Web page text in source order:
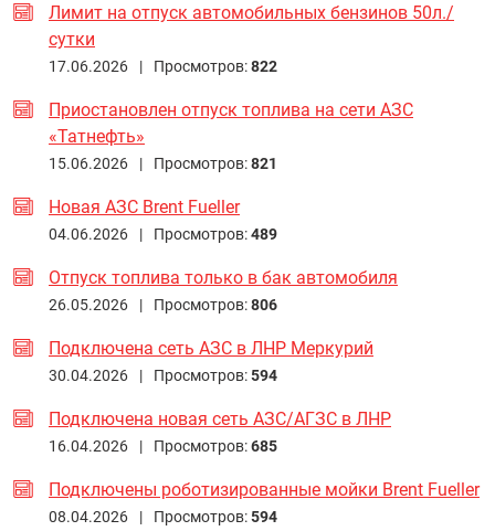
Лимит на отпуск автомобильных бензинов 50л./
сутки
17.06.2026 | Просмотров:822
Приостановлен отпуск топлива на сети АЗС
«Татнефть»
15.06.2026 | Просмотров:821
Новая АЗС Brent Fueller
04.06.2026 | Просмотров:489
Отпуск топлива только в бак автомобиля
26.05.2026 | Просмотров:806
Подключена сеть АЗС в ЛНР Меркурий
30.04.2026 | Просмотров:594
Подключена новая сеть АЗС/АГЗС в ЛНР
16.04.2026 | Просмотров:685
Подключены роботизированные мойки Brent Fueller
08.04.2026 | Просмотров:594